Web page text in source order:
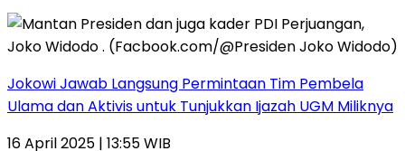
Jokowi Jawab Langsung Permintaan Tim Pembela
Ulama dan Aktivis untuk Tunjukkan Ijazah UGM Miliknya
16 April 2025 | 13:55 WIB